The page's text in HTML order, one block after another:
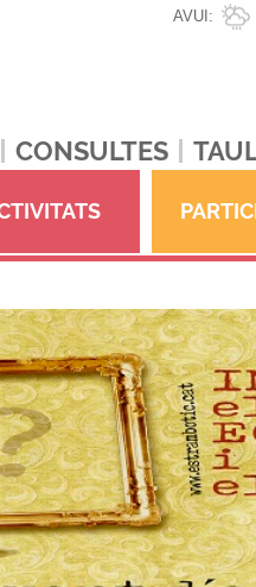
AVUI:
CONSULTES